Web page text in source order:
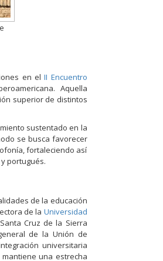
en elII Encuentro
Aquella
superior de distintos
sustentado en la
se busca favorecer
fortaleciendo así
portugués.
de la educación
de la Universidad
Cruz de la Sierra
de la Unión de
universitaria
mantiene una estrecha